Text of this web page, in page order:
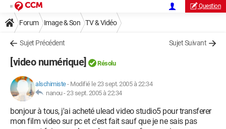
Question
Forum Image & Son TV & Vidéo
Sujet Précédent Sujet Suivant
[video numérique] Résolu
alschimiste- Modifié le 23 sept. 2005 à 22:34
nanou -23 sept. 2005 à 22:34
bonjour à tous, j'ai acheté ulead video studio5 pour transferer
mon film video sur pc et c'est fait sauf que je ne sais pas